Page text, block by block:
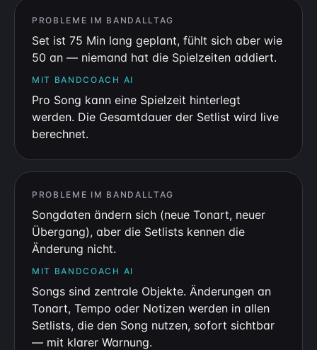
PROBLEME IM BANDALLTAG
Set ist 75 Min lang geplant, fühlt sich aber wie
50 an — niemand hat die Spielzeiten addiert.
MIT BANDCOACH AI
Pro Song kann eine Spielzeit hinterlegt
werden. Die Gesamtdauer der Setlist wird live
berechnet.
PROBLEME IM BANDALLTAG
Songdaten ändern sich (neue Tonart, neuer
Übergang), aber die Setlists kennen die
Änderung nicht.
MIT BANDCOACH AI
Songs sind zentrale Objekte. Änderungen an
Tonart, Tempo oder Notizen werden in allen
Setlists, die den Song nutzen, sofort sichtbar
— mit klarer Warnung.